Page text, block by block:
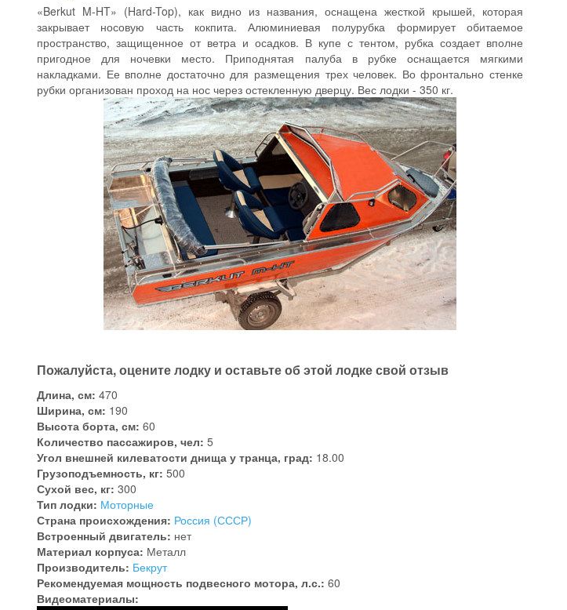
«Berkut M-HT» (Hard-Top), как видно из названия, оснащена жесткой крышей, которая
закрывает носовую часть кокпита. Алюминиевая полурубка формирует обитаемое
пространство, защищенное от ветра и осадков. В купе с тентом, рубка создает вполне
пригодное для ночевки место. Приподнятая палуба в рубке оснащается мягкими
накладками. Ее вполне достаточно для размещения трех человек. Во фронтально стенке
рубки организован проход на нос через остекленную дверцу. Вес лодки - 350 кг.
Пожалуйста, оцените лодку и оставьте об этой лодке свой отзыв
Длина, см: 470
Ширина, см: 190
Высота борта, см: 60
Количество пассажиров, чел: 5
Угол внешней килеватости днища у транца, град: 18.00
Грузоподъемность, кг: 500
Сухой вес, кг: 300
Тип лодки: Моторные
Страна происхождения: Россия (СССР)
Встроенный двигатель: нет
Материал корпуса: Металл
Производитель: Бекрут
Рекомендуемая мощность подвесного мотора, л.с.: 60
Видеоматериалы: